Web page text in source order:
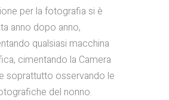
per la fotografia si è
anno dopo anno,
qualsiasi macchina
cimentando la Camera
soprattutto osservando le
del nonno.